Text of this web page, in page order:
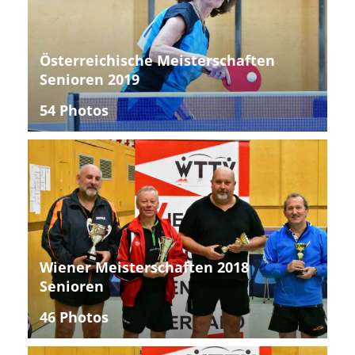
Österreichische Meisterschaften
Senioren 2019
54 Photos
Wiener Meisterschaften 2018
Senioren
46 Photos